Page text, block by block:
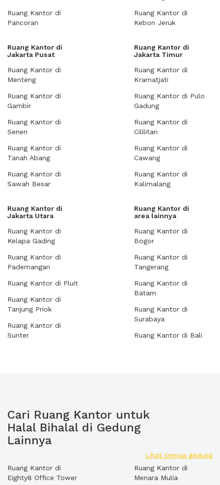
Ruang Kantor di
Pancoran
Ruang Kantor di
Kebon Jeruk
Ruang Kantor di
Jakarta Pusat
Ruang Kantor di
Menteng
Ruang Kantor di
Gambir
Ruang Kantor di
Senen
Ruang Kantor di
Tanah Abang
Ruang Kantor di
Sawah Besar
Ruang Kantor di
Jakarta Timur
Ruang Kantor di
Kramatjati
Ruang Kantor di Pulo
Gadung
Ruang Kantor di
Cililitan
Ruang Kantor di
Cawang
Ruang Kantor di
Kalimalang
Ruang Kantor di
Jakarta Utara
Ruang Kantor di
Kelapa Gading
Ruang Kantor di
Pademangan
Ruang Kantor di Pluit
Ruang Kantor di
Tanjung Priok
Ruang Kantor di
Sunter
Ruang Kantor di
area lainnya
Ruang Kantor di
Bogor
Ruang Kantor di
Tangerang
Ruang Kantor di
Batam
Ruang Kantor di
Surabaya
Ruang Kantor di Bali
Cari Ruang Kantor untuk
Halal Bihalal di Gedung
Lainnya
Lihat semua gedung
Ruang Kantor di
Eighty8 Office Tower
Ruang Kantor di
Menara Mulia